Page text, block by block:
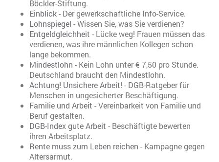
Böckler-Stiftung.
Einblick- Der gewerkschaftliche Info-Service.
Lohnspiegel - Wissen Sie, was Sie verdienen?
Entgeldgleichheit - Lücke weg! Frauen müssen das
verdienen, was ihre männlichen Kollegen schon
lange bekommen.
Mindestlohn - Kein Lohn unter € 7,50 pro Stunde.
Deutschland braucht den Mindestlohn.
Achtung! Unsichere Arbeit! - DGB-Ratgeber für
Menschen in ungesicherter Beschäftigung.
Familie und Arbeit - Vereinbarkeit von Familie und
Beruf gestalten.
DGB-Index gute Arbeit - Beschäftigte bewerten
ihren Arbeitsplatz.
Rente muss zum Leben reichen - Kampagne gegen
Altersarmut.